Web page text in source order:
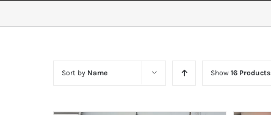
Sort by Name Show 16 Products